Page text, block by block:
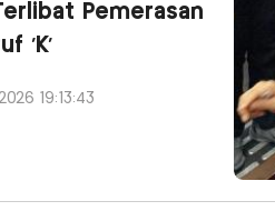
Pemerasan
'K'
19:13:43